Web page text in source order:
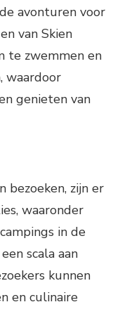
avonturen voor
van Skien
te zwemmen en
waardoor
genieten van
bezoeken, zijn er
waaronder
in de
scala aan
kunnen
en culinaire